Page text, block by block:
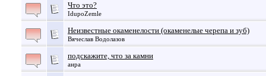
Что это?
IdupoZemle
Неизвестные окаменелости (окаменелые черепа и зуб)
Вячеслав Водолазов
подскажите, что за камни
анра